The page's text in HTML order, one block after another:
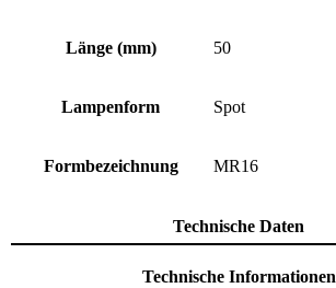
Länge (mm) 50
Lampenform Spot
Formbezeichnung MR16
Technische Daten
Technische Informationen